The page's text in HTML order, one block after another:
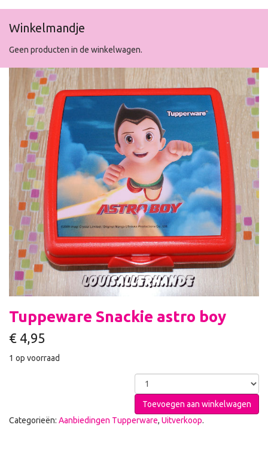
Winkelmandje
Geen producten in de winkelwagen.
Tuppeware Snackie astro boy
€ 4,95
1 op voorraad
Toevoegen aan winkelwagen
Categorieën: Aanbiedingen Tupperware, Uitverkoop.